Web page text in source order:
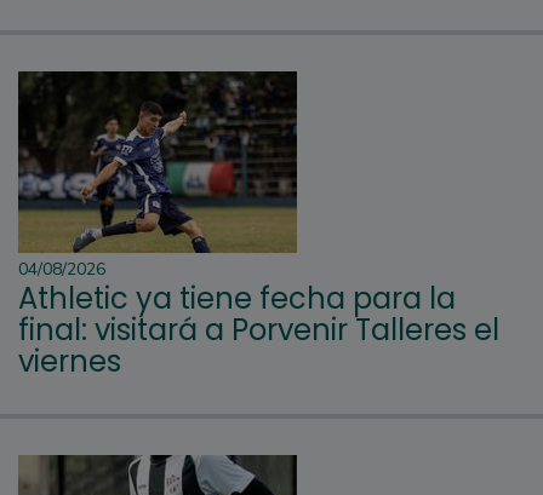
04/08/2026
Athletic ya tiene fecha para la
final: visitará a Porvenir Talleres el
viernes